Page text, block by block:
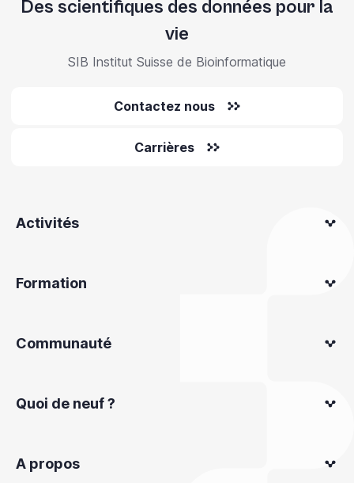
Des scientifiques des données pour la
vie
SIB Institut Suisse de Bioinformatique
Contactez nous
Carrières
Activités
Formation
Communauté
Quoi de neuf ?
A propos